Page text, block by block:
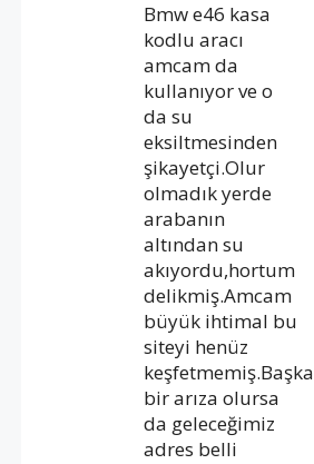
Bmw e46 kasa
kodlu aracı
amcam da
kullanıyor ve o
da su
eksiltmesinden
şikayetçi.Olur
olmadık yerde
arabanın
altından su
akıyordu,hortum
delikmiş.Amcam
büyük ihtimal bu
siteyi henüz
keşfetmemiş.Başka
bir arıza olursa
da geleceğimiz
adres belli